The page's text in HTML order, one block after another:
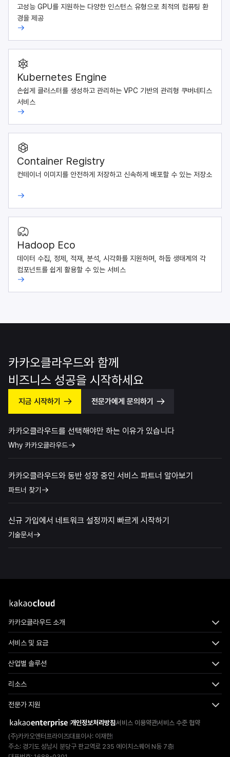
고성능 GPU를 지원하는 다양한 인스턴스 유형으로 최적의 컴퓨팅 환
경을 제공
Kubernetes Engine
손쉽게 클러스터를 생성하고 관리하는 VPC 기반의 관리형 쿠버네티스
서비스
Container Registry
컨테이너 이미지를 안전하게 저장하고 신속하게 배포할 수 있는 저장소
Hadoop Eco
데이터 수집, 정제, 적재, 분석, 시각화를 지원하며, 하둡 생태계의 각
컴포넌트를 쉽게 활용할 수 있는 서비스
카카오클라우드와 함께
비즈니스 성공을 시작하세요
지금 시작하기 전문가에게 문의하기
카카오클라우드를 선택해야만 하는 이유가 있습니다
Why 카카오클라우드
카카오클라우드와 동반 성장 중인 서비스 파트너 알아보기
파트너 찾기
신규 가입에서 네트워크 설정까지 빠르게 시작하기
기술문서
카카오클라우드 소개
서비스 및 요금
산업별 솔루션
리소스
전문가 지원
개인정보처리방침서비스 이용약관서비스 수준 협약
(주)카카오엔터프라이즈대표이사: 이재한
주소: 경기도 성남시 분당구 판교역로 235 에이치스퀘어 N동 7층